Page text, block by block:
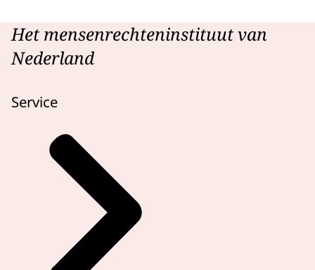
Het mensenrechteninstituut van
Nederland
Service